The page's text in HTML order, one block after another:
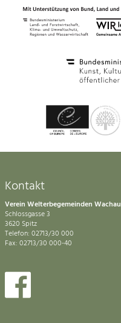
Kontakt
Verein Welterbegemeinden Wachau
Schlossgasse 3
3620 Spitz
Telefon: 02713/30 000
Fax: 02713/30 000-40